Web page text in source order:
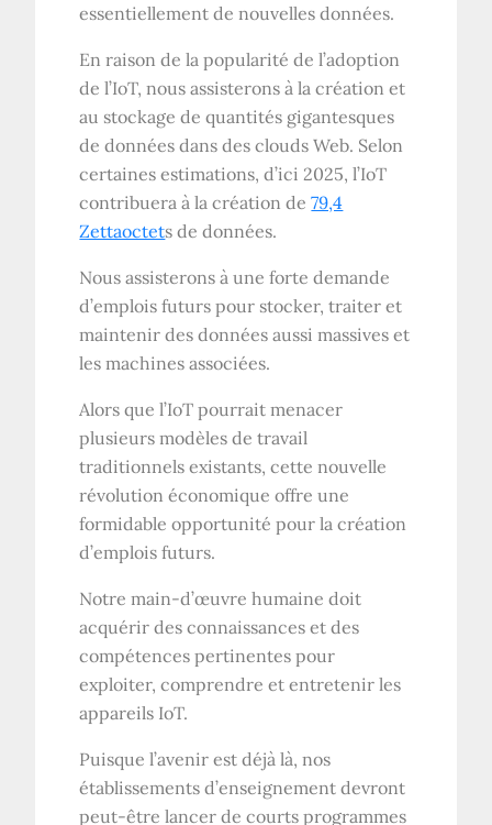
essentiellement de nouvelles données.
En raison de la popularité de l’adoption
de l’IoT, nous assisterons à la création et
au stockage de quantités gigantesques
de données dans des clouds Web. Selon
certaines estimations, d’ici 2025, l’IoT
contribuera à la création de79,4
Zettaoctets de données.
Nous assisterons à une forte demande
d’emplois futurs pour stocker, traiter et
maintenir des données aussi massives et
les machines associées.
Alors que l’IoT pourrait menacer
plusieurs modèles de travail
traditionnels existants, cette nouvelle
révolution économique offre une
formidable opportunité pour la création
d’emplois futurs.
Notre main-d’œuvre humaine doit
acquérir des connaissances et des
compétences pertinentes pour
exploiter, comprendre et entretenir les
appareils IoT.
Puisque l’avenir est déjà là, nos
établissements d’enseignement devront
peut-être lancer de courts programmes